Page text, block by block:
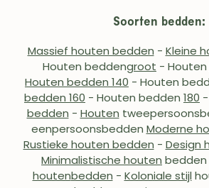
Soorten bedden:
Massief houten bedden - Kleine
Houten beddengroot - Houten
Houten bedden 140 - Houten
bedden 160 - Houten bedden 180 -
bedden - Houten
eenpersoonsbedden Moderne
Rustieke houten bedden - Design
Minimalistische houten
houtenbedden - Koloniale stijl